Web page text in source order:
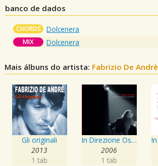
banco de dados
CHORDS Dolcenera
MIX Dolcenera
Mais álbuns do artista: Fabrizio De Andrè
Gli originali
2013
1 tab
In Direzione Ostinata E Contraria Vol 2
2006
1 tab